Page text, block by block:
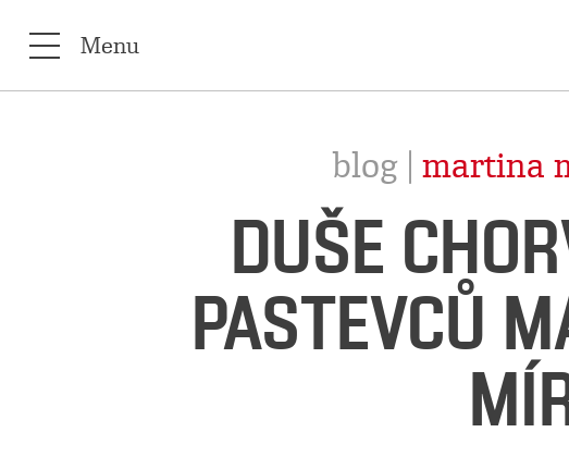
Menu
blog | martina
DUŠE
PASTEVCŮ